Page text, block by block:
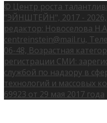
© Центр роста
"ЭЙНШТЕЙН", 2017 - 2026,
редактор: Новоселова
centreinstein@mail.ru,
06-48, Возрастная
регистрации СМИ:
службой по надзору в
технологий и массовых
69923 от 29 мая 2017 года